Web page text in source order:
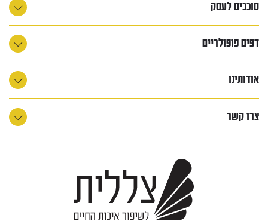
סוככים לעסק
דפים פופולריים
אודותינו
צרו קשר